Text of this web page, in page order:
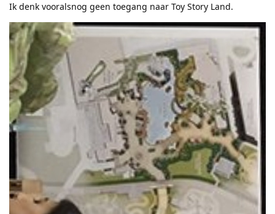
Ik denk vooralsnog geen toegang naar Toy Story Land.